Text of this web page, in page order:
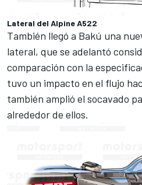
Lateral del Alpine A522
También llegó a Bakú una
lateral, que se adelantó
comparación con la
tuvo un impacto en el flujo
también amplió el socavado
alrededor de ellos.